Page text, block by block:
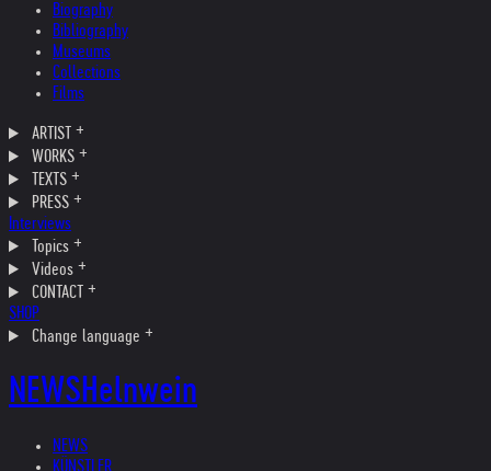
Biography
Bibliography
Museums
Collections
Films
ARTIST
WORKS
TEXTS
PRESS
Interviews
Topics
Videos
CONTACT
SHOP
Change language
NEWSHelnwein
NEWS
KÜNSTLER